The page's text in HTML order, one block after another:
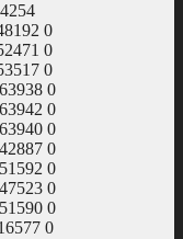
0
0
0
0
0
0
0
0
0
0
0